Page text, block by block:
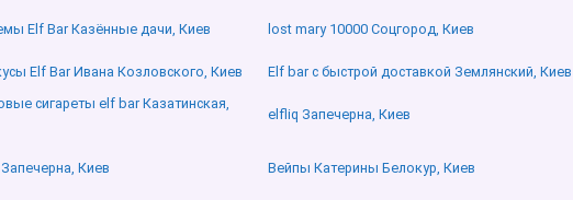
Elf Bar Казённые дачи, Киев lost mary 10000 Соцгород, Киев
Elf Bar Ивана Козловского, Киев Elf bar с быстрой доставкой Землянский, Киев
сигареты elf bar Казатинская,
elfliq Запечерна, Киев
Киев Вейпы Катерины Белокур, Киев